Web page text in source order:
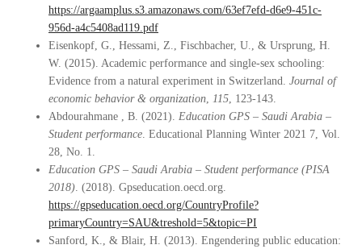
https://argaamplus.s3.amazonaws.com/63ef7efd-d6e9-451c-
956d-a4c5408ad119.pdf
Eisenkopf, G., Hessami, Z., Fischbacher, U., & Ursprung, H.
W. (2015). Academic performance and single-sex schooling:
Evidence from a natural experiment in Switzerland. Journal of
economic behavior & organization, 115, 123-143.
Abdourahmane , B. (2021). Education GPS – Saudi Arabia –
Student performance. Educational Planning Winter 2021 7, Vol.
28, No. 1.
Education GPS – Saudi Arabia – Student performance (PISA
2018). (2018). Gpseducation.oecd.org.
https://gpseducation.oecd.org/CountryProfile?
primaryCountry=SAU&treshold=5&topic=PI
Sanford, K., & Blair, H. (2013). Engendering public education: